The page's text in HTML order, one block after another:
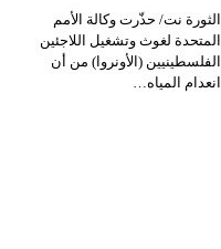
الثورة نت/ حذّرت وكالة الأمم
المتحدة لغوث وتشغيل اللاجئين
الفلسطينيين (الأونروا) من أن
انعدام المياه…